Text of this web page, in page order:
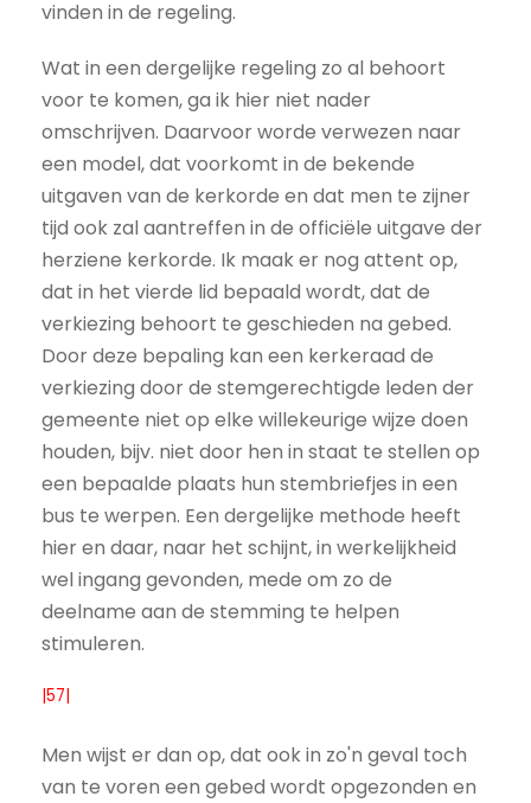
vinden in de regeling.
Wat in een dergelijke regeling zo al behoort
voor te komen, ga ik hier niet nader
omschrijven. Daarvoor worde verwezen naar
een model, dat voorkomt in de bekende
uitgaven van de kerkorde en dat men te zijner
tijd ook zal aantreffen in de officiële uitgave der
herziene kerkorde. Ik maak er nog attent op,
dat in het vierde lid bepaald wordt, dat de
verkiezing behoort te geschieden na gebed.
Door deze bepaling kan een kerkeraad de
verkiezing door de stemgerechtigde leden der
gemeente niet op elke willekeurige wijze doen
houden, bijv. niet door hen in staat te stellen op
een bepaalde plaats hun stembriefjes in een
bus te werpen. Een dergelijke methode heeft
hier en daar, naar het schijnt, in werkelijkheid
wel ingang gevonden, mede om zo de
deelname aan de stemming te helpen
stimuleren.
|57|
Men wijst er dan op, dat ook in zo'n geval toch
van te voren een gebed wordt opgezonden en